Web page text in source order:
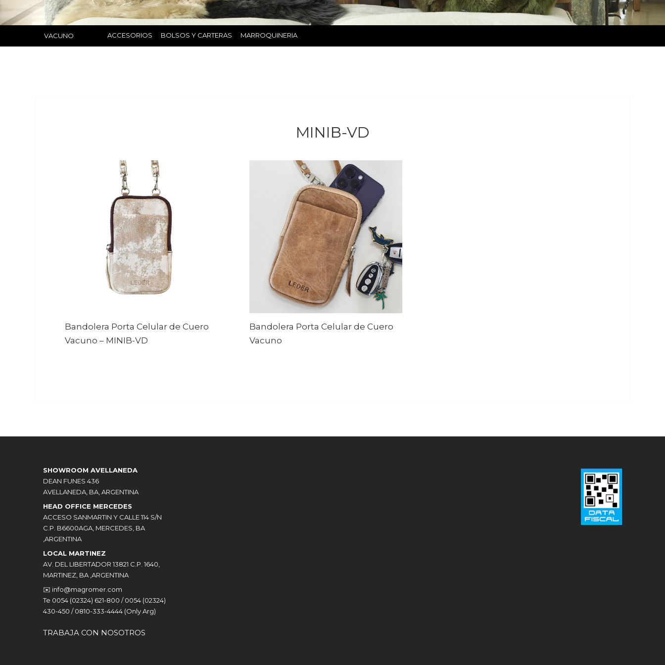
VACUNO ACCESORIOS BOLSOS Y CARTERAS MARROQUINERIA
MINIB-VD
Bandolera Porta Celular de Cuero
Vacuno – MINIB-VD
Bandolera Porta Celular de Cuero
Vacuno
SHOWROOM AVELLANEDA
DEAN FUNES 436
AVELLANEDA, BA, ARGENTINA
HEAD OFFICE MERCEDES
ACCESO SANMARTIN Y CALLE 114 S/N
C.P. B6600AGA, MERCEDES, BA
,ARGENTINA
LOCAL MARTINEZ
AV. DEL LIBERTADOR 13821 C.P. 1640,
MARTINEZ, BA ,ARGENTINA
✉️ info@magromer.com
Te 0054 (02324) 621-800 / 0054 (02324)
430-450 / 0810-333-4444 (Only Arg)
TRABAJA CON NOSOTROS